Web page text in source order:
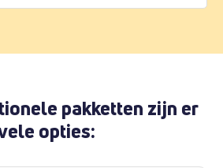
pakketten zijn er
opties: